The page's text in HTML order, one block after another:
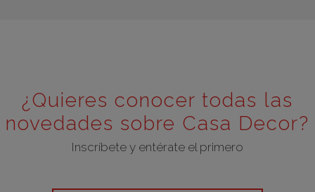
¿Quieres conocer todas las
novedades sobre Casa Decor?
Inscríbete y entérate el primero